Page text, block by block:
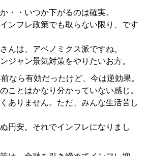
・・いつか下がるのは確実。
ンフレ政策でも取らない限り、です
んは、アベノミクス派ですね。
ジャン景気対策をやりたいお方。
なら有効だったけど、今は逆効果。
ことはかなり分かっていない感じ。
ありません。ただ、みんな生活苦し
円安。それでインフレになりまし